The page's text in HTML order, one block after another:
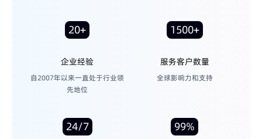
20+
企业经验
自2007年以来一直处于行业领
先地位
1500+
服务客户数量
全球影响力和支持
24/7 99%